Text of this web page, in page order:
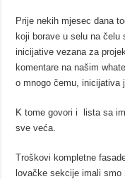
Prije nekih mjesec dana
koji borave u selu na čelu
inicijative vezana za
komentare na našim
o mnogo čemu, inicijativa
K tome govori i lista sa
sve veća.
Troškovi kompletne
lovačke sekcije imali smo